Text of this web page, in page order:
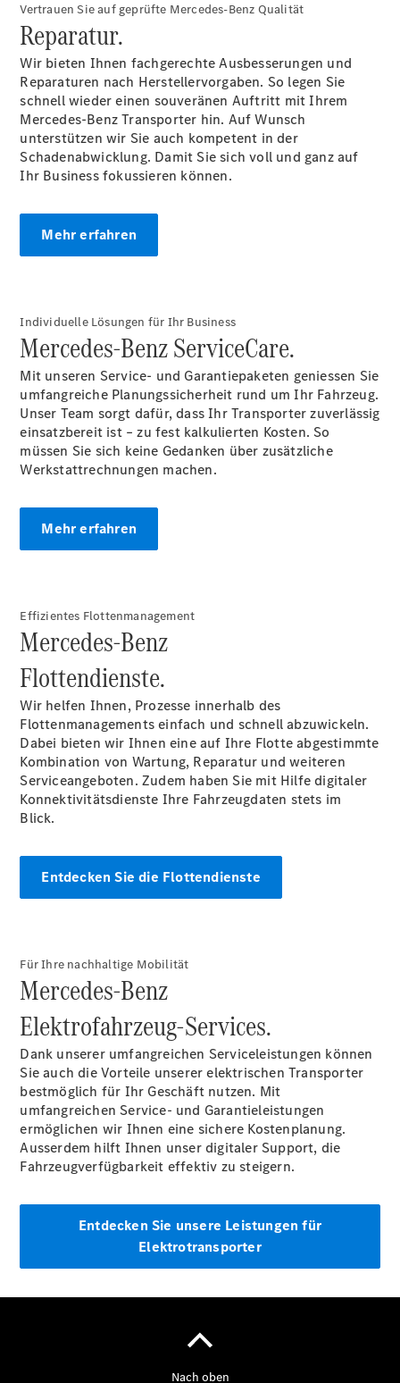
Vertrauen Sie auf geprüfte Mercedes-Benz Qualität
Reparatur.
Wir bieten Ihnen fachgerechte Ausbesserungen und
Reparaturen nach Herstellervorgaben. So legen Sie
schnell wieder einen souveränen Auftritt mit Ihrem
Mercedes-Benz Transporter hin. Auf Wunsch
unterstützen wir Sie auch kompetent in der
Schadenabwicklung. Damit Sie sich voll und ganz auf
Ihr Business fokussieren können.
Mehr erfahren
Individuelle Lösungen für Ihr Business
Mercedes-Benz ServiceCare.
Mit unseren Service- und Garantiepaketen geniessen Sie
umfangreiche Planungssicherheit rund um Ihr Fahrzeug.
Unser Team sorgt dafür, dass Ihr Transporter zuverlässig
einsatzbereit ist – zu fest kalkulierten Kosten. So
müssen Sie sich keine Gedanken über zusätzliche
Werkstattrechnungen machen.
Mehr erfahren
Effizientes Flottenmanagement
Mercedes-Benz
Flottendienste.
Wir helfen Ihnen, Prozesse innerhalb des
Flottenmanagements einfach und schnell abzuwickeln.
Dabei bieten wir Ihnen eine auf Ihre Flotte abgestimmte
Kombination von Wartung, Reparatur und weiteren
Serviceangeboten. Zudem haben Sie mit Hilfe digitaler
Konnektivitätsdienste Ihre Fahrzeugdaten stets im
Blick.
Entdecken Sie die Flottendienste
Für Ihre nachhaltige Mobilität
Mercedes-Benz
Elektrofahrzeug-Services.
Dank unserer umfangreichen Serviceleistungen können
Sie auch die Vorteile unserer elektrischen Transporter
bestmöglich für Ihr Geschäft nutzen. Mit
umfangreichen Service- und Garantieleistungen
ermöglichen wir Ihnen eine sichere Kostenplanung.
Ausserdem hilft Ihnen unser digitaler Support, die
Fahrzeugverfügbarkeit effektiv zu steigern.
Entdecken Sie unsere Leistungen für
Elektrotransporter